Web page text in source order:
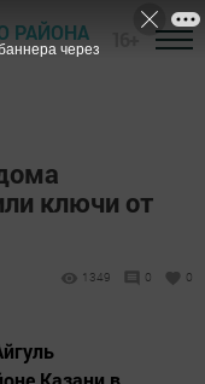
РАЙОНА
ключи от
1349 0 0
через